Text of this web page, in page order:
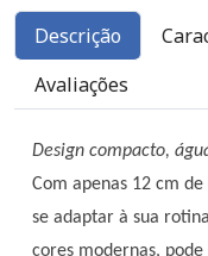
Descrição
Avaliações
Design compacto,
Com apenas 12 cm
se adaptar à sua
cores modernas,